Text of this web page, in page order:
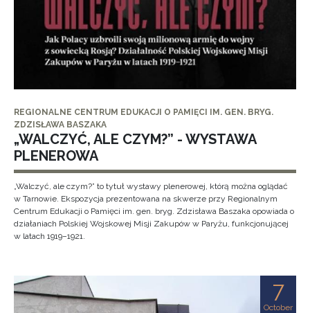
REGIONALNE CENTRUM EDUKACJI O PAMIĘCI IM. GEN. BRYG.
ZDZISŁAWA BASZAKA
„WALCZYĆ, ALE CZYM?” - WYSTAWA
PLENEROWA
„Walczyć, ale czym?” to tytuł wystawy plenerowej, którą można oglądać
w Tarnowie. Ekspozycja prezentowana na skwerze przy Regionalnym
Centrum Edukacji o Pamięci im. gen. bryg. Zdzisława Baszaka opowiada o
działaniach Polskiej Wojskowej Misji Zakupów w Paryżu, funkcjonującej
w latach 1919–1921.
7
October